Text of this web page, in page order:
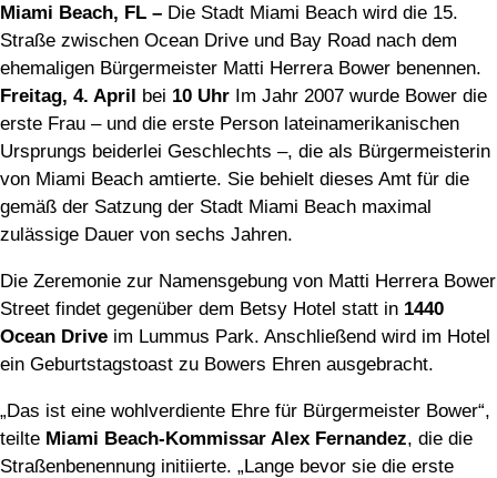
Miami Beach, FL – Die Stadt Miami Beach wird die 15.
Straße zwischen Ocean Drive und Bay Road nach dem
ehemaligen Bürgermeister Matti Herrera Bower benennen.
Freitag, 4. April bei 10 Uhr Im Jahr 2007 wurde Bower die
erste Frau – und die erste Person lateinamerikanischen
Ursprungs beiderlei Geschlechts –, die als Bürgermeisterin
von Miami Beach amtierte. Sie behielt dieses Amt für die
gemäß der Satzung der Stadt Miami Beach maximal
zulässige Dauer von sechs Jahren.
Die Zeremonie zur Namensgebung von Matti Herrera Bower
Street findet gegenüber dem Betsy Hotel statt in 1440
Ocean Drive im Lummus Park. Anschließend wird im Hotel
ein Geburtstagstoast zu Bowers Ehren ausgebracht.
„Das ist eine wohlverdiente Ehre für Bürgermeister Bower“,
teilte Miami Beach-Kommissar Alex Fernandez, die die
Straßenbenennung initiierte. „Lange bevor sie die erste